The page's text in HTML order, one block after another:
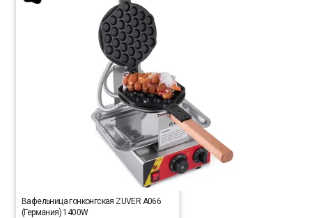
Вафельница гонконгская ZUVER A066
(Германия) 1400W